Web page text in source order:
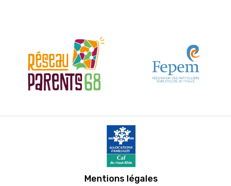
Mentions légales